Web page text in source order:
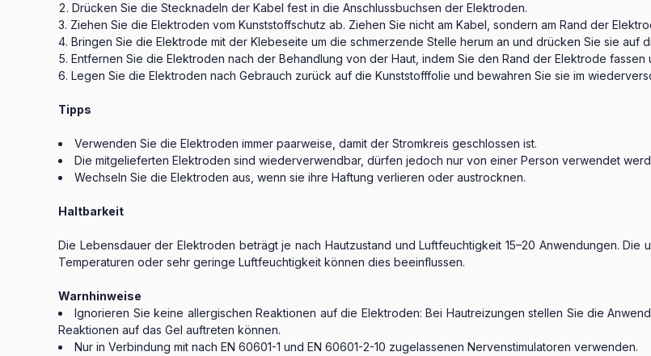
Drücken Sie die Stecknadeln der Kabel fest in die Anschlussbuchsen der Elektroden.
Ziehen Sie die Elektroden vom Kunststoffschutz ab. Ziehen Sie nicht am Kabel, sondern am Rand der
Bringen Sie die Elektrode mit der Klebeseite um die schmerzende Stelle herum an und drücken Sie sie auf
Entfernen Sie die Elektroden nach der Behandlung von der Haut, indem Sie den Rand der Elektrode fassen
Legen Sie die Elektroden nach Gebrauch zurück auf die Kunststofffolie und bewahren Sie sie im
Tipps
Verwenden Sie die Elektroden immer paarweise, damit der Stromkreis geschlossen ist.
Die mitgelieferten Elektroden sind wiederverwendbar, dürfen jedoch nur von einer Person verwendet
Wechseln Sie die Elektroden aus, wenn sie ihre Haftung verlieren oder austrocknen.
Haltbarkeit
Die Lebensdauer der Elektroden beträgt je nach Hautzustand und Luftfeuchtigkeit 15–20 Anwendungen.
Temperaturen oder sehr geringe Luftfeuchtigkeit können dies beeinflussen.
Warnhinweise
Ignorieren Sie keine allergischen Reaktionen auf die Elektroden: Bei Hautreizungen stellen Sie die
Reaktionen auf das Gel auftreten können.
Nur in Verbindung mit nach EN 60601-1 und EN 60601-2-10 zugelassenen Nervenstimulatoren verwenden.